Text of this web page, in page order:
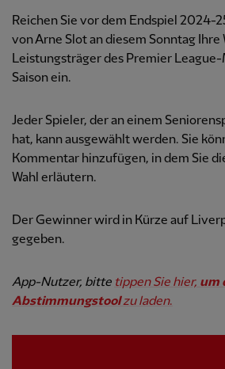
Reichen Sie vor dem Endspiel 2024-
von Arne Slot an diesem Sonntag Ihre
Leistungsträger des Premier
Saison ein.
Jeder Spieler, der an einem
hat, kann ausgewählt werden. Sie
Kommentar hinzufügen, in dem Sie
Wahl erläutern.
Der Gewinner wird in Kürze auf
gegeben.
App-Nutzer, bitte tippen Sie hier, um
Abstimmungstoolzu laden.